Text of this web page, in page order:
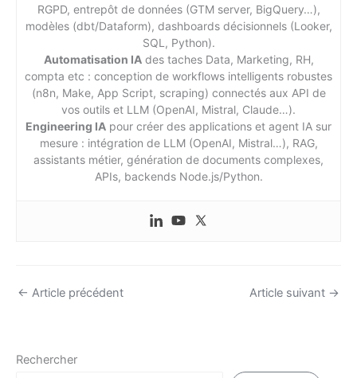
RGPD, entrepôt de données (GTM server, BigQuery…),
modèles (dbt/Dataform), dashboards décisionnels (Looker,
SQL, Python).
Automatisation IAdes taches Data, Marketing, RH,
compta etc : conception de workflows intelligents robustes
(n8n, Make, App Script, scraping) connectés aux API de
vos outils et LLM (OpenAI, Mistral, Claude…).
Engineering IA pour créer des applications et agent IA sur
mesure : intégration de LLM (OpenAI, Mistral…), RAG,
assistants métier, génération de documents complexes,
APIs, backends Node.js/Python.
← Article précédent Article suivant →
Rechercher